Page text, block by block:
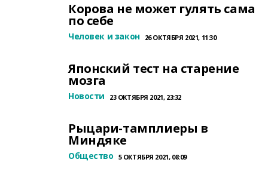
Корова не может гулять сама
по себе
Человек и закон 26 ОКТЯБРЯ 2021, 11:30
Японский тест на старение
мозга
Новости 23 ОКТЯБРЯ 2021, 23:32
Рыцари-тамплиеры в
Миндяке
Общество 5 ОКТЯБРЯ 2021, 08:09